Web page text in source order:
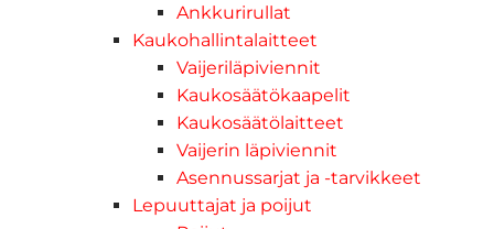
Ankkurirullat
Kaukohallintalaitteet
Vaijeriläpiviennit
Kaukosäätökaapelit
Kaukosäätölaitteet
Vaijerin läpiviennit
Asennussarjat ja -tarvikkeet
Lepuuttajat ja poijut